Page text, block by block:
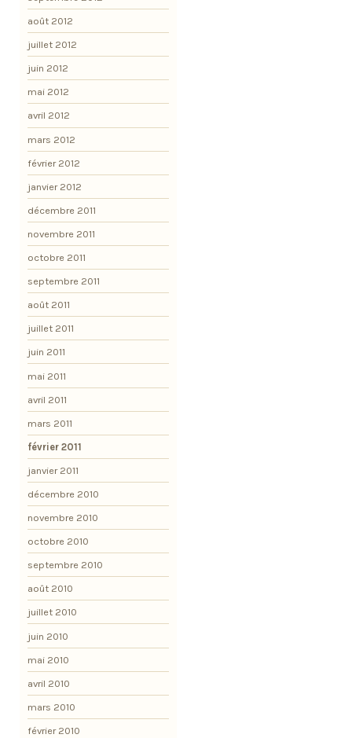
août 2012
juillet 2012
juin 2012
mai 2012
avril 2012
mars 2012
février 2012
janvier 2012
décembre 2011
novembre 2011
octobre 2011
septembre 2011
août 2011
juillet 2011
juin 2011
mai 2011
avril 2011
mars 2011
février 2011
janvier 2011
décembre 2010
novembre 2010
octobre 2010
septembre 2010
août 2010
juillet 2010
juin 2010
mai 2010
avril 2010
mars 2010
février 2010